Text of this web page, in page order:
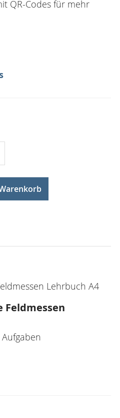
QR-Codes für mehr
Feldmessen